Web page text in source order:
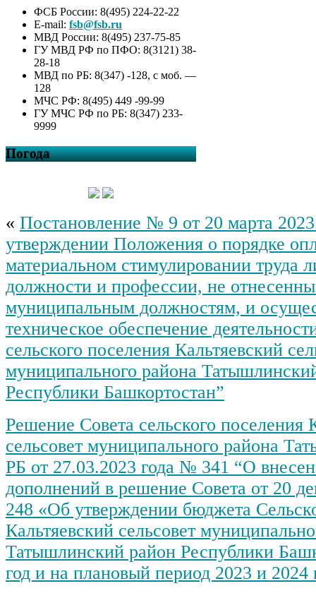
поселения Кальтяевский
сельсовет муниципального
района Татышлинский район
Республики Башкортостан на
2026 год
Постановление № 4 от 02
февраля 2026 г. Об
утверждении Программы
профилактики рисков
причинения вреда (ущерба)
охраняемым законом
ценностям при
осуществлении
сельского поселения
муниципального района
Татышлинский район
Республики Башкортостан на
Постановление № 3 от 02
февраля 2026 г. Об
утверждении Программы
профилактики рисков
причинения вреда (ущерба)
охраняемым законом
ценностям при
осуществлении
муниципального земельного
контроля в границах
сельского поселения
муниципального района
Татышлинский район
Республики Башкортостан на
2026 год
Единый реестр субъектов
малого и среднего
предпринимательства по
состоянию на 26.01.2026
ФСБ России: 8(495) 224-22-22
E-mail: fsb@fsb.ru
МВД России: 8(495) 237-75-85
ГУ МВД РФ по ПФО: 8(3121) 38-
28-18
МВД по РБ: 8(347) -128, с моб. —
128
МЧС РФ: 8(495) 449 -99-99
ГУ МЧС РФ по РБ: 8(347) 233-
9999
Погода
« Постановление № 9 от 20 марта
утверждении Положения о порядке
материальном стимулировании труда
должности и профессии, не
муниципальным должностям, и
техническое обеспечение
сельского поселения Кальтяевский
муниципального района
Республики Башкортостан”
Решение Совета сельского поселения
сельсовет муниципального района
РБ от 27.03.2023 года № 341 “О
дополнений в решение Совета от 20
248 «Об утверждении бюджета
Кальтяевский сельсовет
Татышлинский район Республики
год и на плановый период 2023 и 2024